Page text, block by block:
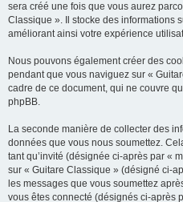
sera créé une fois que vous aurez
Classique ». Il stocke des informations
améliorant ainsi votre expérience
Nous pouvons également créer des
pendant que vous naviguez sur «
cadre de ce document, qui ne couvre
phpBB.
La seconde manière de collecter des
données que vous nous soumettez.
tant qu’invité (désignée ci-après par «
sur « Guitare Classique » (désigné ci-
les messages que vous soumettez
vous êtes connecté (désignés ci-après